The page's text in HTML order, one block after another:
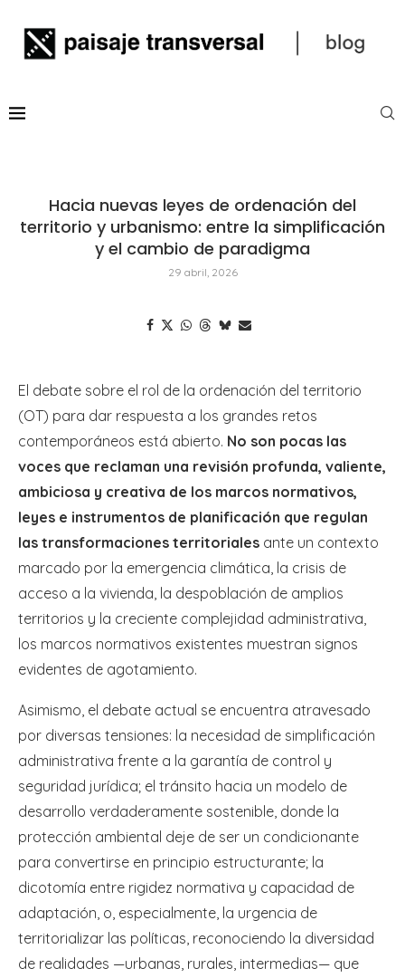
Hacia nuevas leyes de ordenación del
territorio y urbanismo: entre la simplificación
y el cambio de paradigma
29 abril, 2026
El debate sobre el rol de la ordenación del territorio
(OT) para dar respuesta a los grandes retos
contemporáneos está abierto. No son pocas las
voces que reclaman una revisión profunda, valiente,
ambiciosa y creativa de los marcos normativos,
leyes e instrumentos de planificación que regulan
las transformaciones territoriales ante un contexto
marcado por la emergencia climática, la crisis de
acceso a la vivienda, la despoblación de amplios
territorios y la creciente complejidad administrativa,
los marcos normativos existentes muestran signos
evidentes de agotamiento.
Asimismo, el debate actual se encuentra atravesado
por diversas tensiones: la necesidad de simplificación
administrativa frente a la garantía de control y
seguridad jurídica; el tránsito hacia un modelo de
desarrollo verdaderamente sostenible, donde la
protección ambiental deje de ser un condicionante
para convertirse en principio estructurante; la
dicotomía entre rigidez normativa y capacidad de
adaptación, o, especialmente, la urgencia de
territorializar las políticas, reconociendo la diversidad
de realidades —urbanas, rurales, intermedias— que